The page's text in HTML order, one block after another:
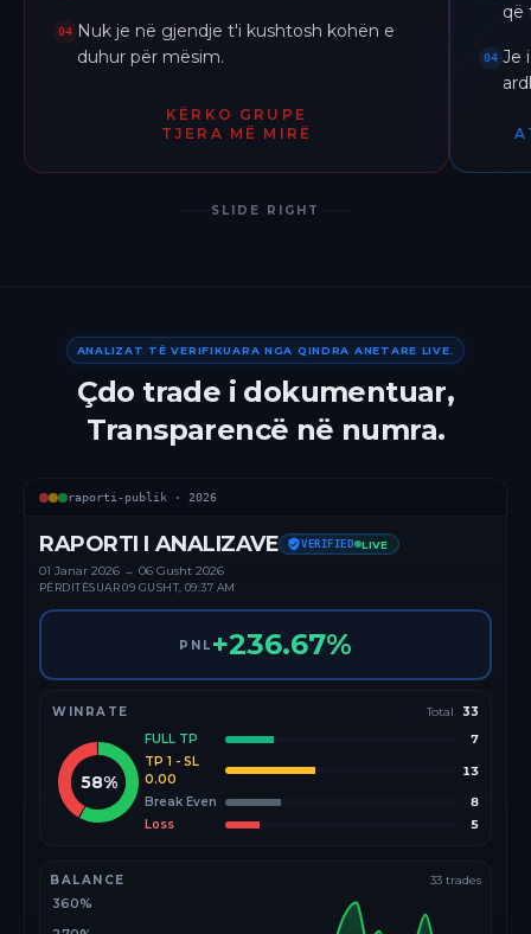
04 Nuk je në gjendje t'i kushtosh kohën e
duhur për mësim.
KËRKO GRUPE
TJERA MË MIRË
që
04 Je
SLIDE RIGHT
ANALIZAT TË VERIFIKUARA NGA QINDRA ANETARE LIVE.
Çdo trade i dokumentuar,
Transparencë në numra.
raporti-publik · 2026
RAPORTI I ANALIZAVE VERIFIED LIVE
01 Janar 2026 → 06 Gusht 2026
PËRDITËSUAR09 GUSHT, 09:37 AM
PNL +236.67%
WINRATE Total 33
58%
FULL TP
7
TP 1 - SL
0.00
13
Break Even
8
Loss
5
BALANCE 33 trades
360%